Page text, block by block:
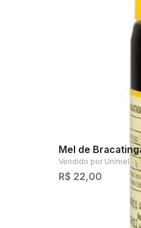
Mel de
Vendido por Unimel
R$ 22,00